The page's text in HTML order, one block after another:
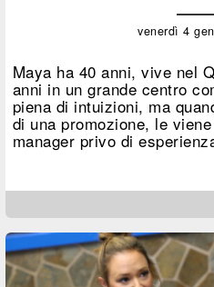
venerdì 4
Maya ha 40 anni, vive nel
anni in un grande centro
piena di intuizioni, ma
di una promozione, le
manager privo di